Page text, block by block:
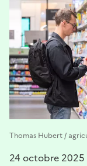
Thomas Hubert /
24 octobre 2025